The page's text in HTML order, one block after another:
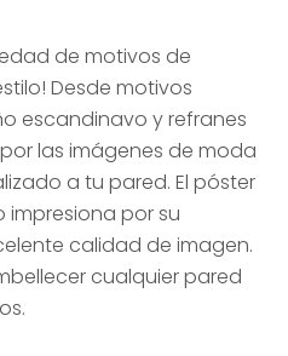
de motivos de
Desde motivos
escandinavo y refranes
las imágenes de moda
a tu pared. El póster
impresiona por su
calidad de imagen.
cualquier pared